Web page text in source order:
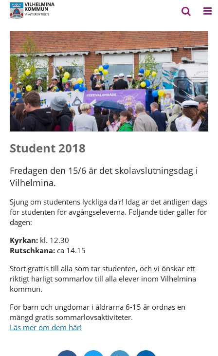
Student 2018
Fredagen den 15/6 är det skolavslutningsdag i
Vilhelmina.
Sjung om studentens lyckliga da'r! Idag är det äntligen dags
för studenten för avgångseleverna. Följande tider gäller för
dagen:
Kyrkan: kl. 12.30
Rutschkana: ca 14.15
Stort grattis till alla som tar studenten, och vi önskar ett
riktigt härligt sommarlov till alla elever inom Vilhelmina
kommun.
För barn och ungdomar i åldrarna 6-15 år ordnas en
mängd gratis sommarlovsaktiviteter.
Läs mer om dem här!